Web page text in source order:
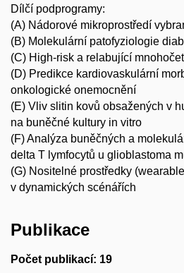
Dílčí podprogramy:
(A) Nádorové mikroprostředí
(B) Molekulární patofyziologie
(C) High-risk a relabující
(D) Predikce kardiovaskulární
onkologické onemocnění
(E) Vliv slitin kovů obsažených v
na buněčné kultury in vitro
(F) Analýza buněčných a
delta T lymfocytů u glioblastoma
(G) Nositelné prostředky
v dynamických scénářích
Publikace
Počet publikací: 19